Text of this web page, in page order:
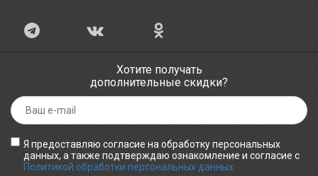
Хотите получать
дополнительные скидки?
Я предоставляю согласие на обработку персональных
данных, а также подтверждаю ознакомление и согласие с
Политикой обработки персональных данных